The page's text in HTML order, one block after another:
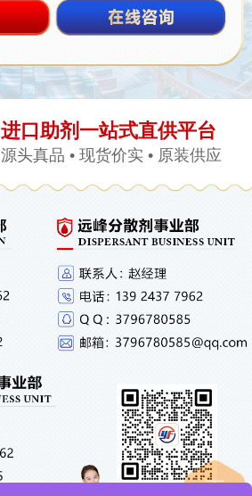
进口助剂一站式直供平台
源头真品 • 现货价实 • 原装供应